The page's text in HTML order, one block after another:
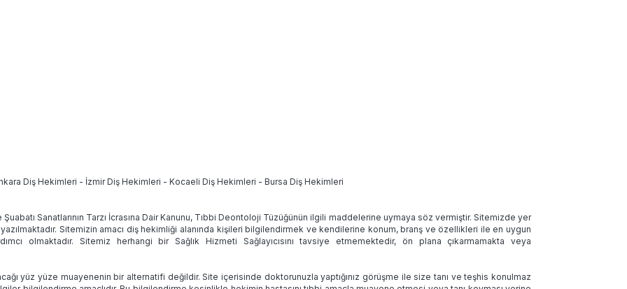
Diş Hekimleri - İzmir Diş Hekimleri - Kocaeli Diş Hekimleri - Bursa Diş Hekimleri
Sanatlarının Tarzı İcrasına Dair Kanunu, Tıbbi Deontoloji Tüzüğünün ilgili maddelerine uymaya söz vermiştir. Sitemizde yer
yazılmaktadır. Sitemizin amacı diş hekimliği alanında kişileri bilgilendirmek ve kendilerine konum, branş ve özellikleri ile en uygun
olmaktadır. Sitemiz herhangi bir Sağlık Hizmeti Sağlayıcısını tavsiye etmemektedir, ön plana çıkarmamakta veya
yüz yüze muayenenin bir alternatifi değildir. Site içerisinde doktorunuzla yaptığınız görüşme ile size tanı ve teşhis konulmaz